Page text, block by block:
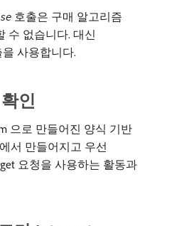
호출은 구매 알고리즘
수 없습니다. 대신
을 사용합니다.
인
으로 만들어진 양식 기반
서 만들어지고 우선
요청을 사용하는 활동과